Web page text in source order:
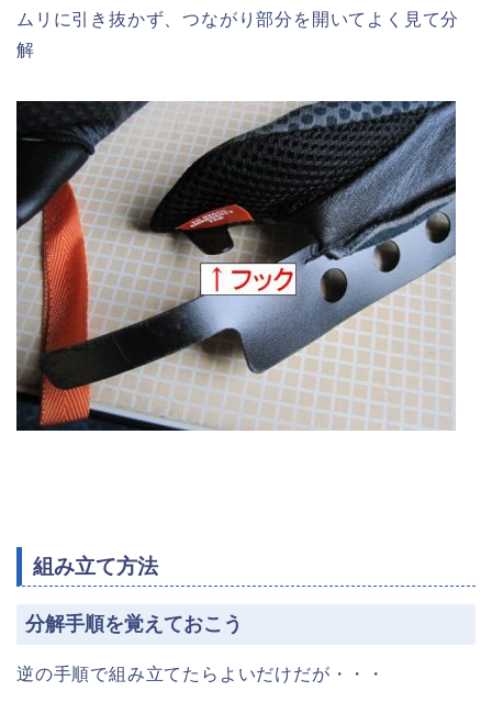
ムリに引き抜かず、つながり部分を開いてよく見て分
解
組み立て方法
分解手順を覚えておこう
逆の手順で組み立てたらよいだけだが・・・